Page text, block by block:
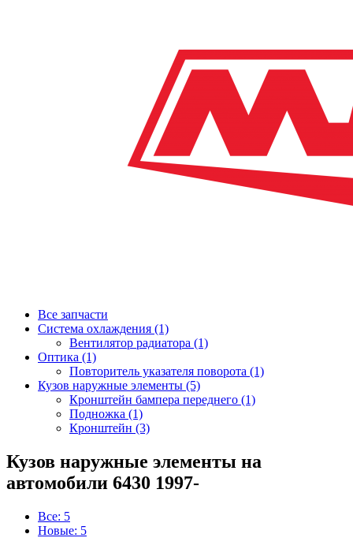
Все запчасти
Система охлаждения (1)
Вентилятор радиатора (1)
Оптика (1)
Повторитель указателя поворота (1)
Кузов наружные элементы (5)
Кронштейн бампера переднего (1)
Подножка (1)
Кронштейн (3)
Кузов наружные элементы на
автомобили 6430 1997-
Все: 5
Новые: 5